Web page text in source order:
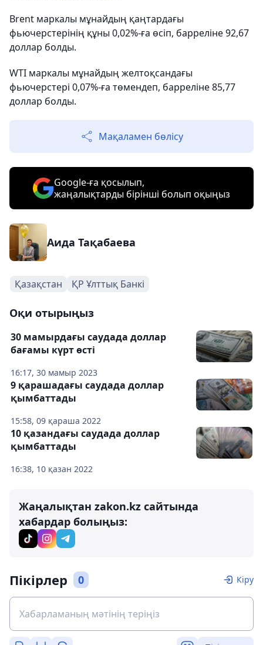
Brent маркалы мұнайдың қаңтардағы
фьючерстерінің құны 0,02%-ға өсіп, барреліне 92,67
доллар болды.
WTI маркалы мұнайдың желтоқсандағы
фьючерстері 0,07%-ға төмендеп, барреліне 85,77
доллар болды.
Мақаламен бөлісу
Google-ға қосылып,
жаңалықтарды бірінші болып оқыңыз
Аида Тақабаева
Қазақстан ҚР Ұлттық Банкі
Оқи отырыңыз
16:17, 30 мамыр 2023
30 мамырдағы саудада доллар
бағамы күрт өсті
15:58, 09 қараша 2022
9 қарашадағы саудада доллар
қымбаттады
16:38, 10 қазан 2022
10 қазандағы саудада доллар
қымбаттады
Жаңалықтан zakon.kz сайтында
хабардар болыңыз:
Пікірлер 0 Кіру